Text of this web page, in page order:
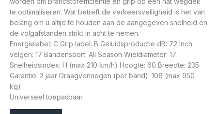
te optimaliseren. Wat betreft de verkeersveiligheid is het van
belang om u altijd te houden aan de aangegeven snelheid en
de volgafstanden strikt in acht te nemen.
Energielabel: C Grip label: B Geluidsproductie dB: 72 Inch
velgen: 17 Bandensoort: All Season Wieldiameter: 17
Snelheidsindex: H (max 210 km/h) Hoogte: 60 Breedte: 235
Garantie: 2 jaar Draagvermogen (per band): 106 (max 950
kg)
Universeel toepasbaar